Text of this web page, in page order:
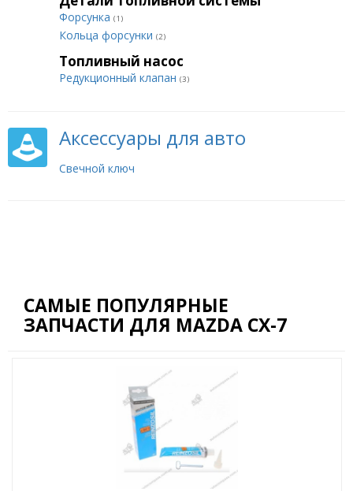
Форсунка (1)
Кольца форсунки (2)
Топливный насос
Редукционный клапан (3)
Аксессуары для авто
Свечной ключ
САМЫЕ ПОПУЛЯРНЫЕ
ЗАПЧАСТИ ДЛЯ MAZDA CX-7